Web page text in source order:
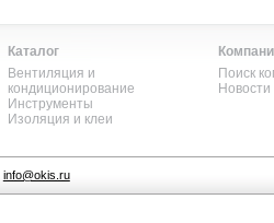
Каталог
Вентиляция и
кондиционирование
Инструменты
Изоляция и клеи
Поиск
info@okis.ru